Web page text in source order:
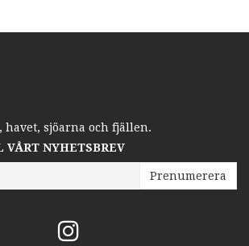
sjöarna och fjällen.
NYHETSBREV
Prenumerera